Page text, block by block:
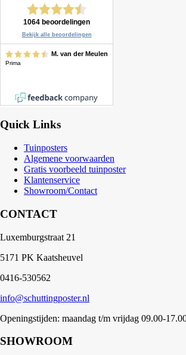
Quick Links
Tuinposters
Algemene voorwaarden
Gratis voorbeeld tuinposter
Klantenservice
Showroom/Contact
CONTACT
Luxemburgstraat 21
5171 PK Kaatsheuvel
0416-530562
info@schuttingposter.nl
Openingstijden: maandag t/m vrijdag 09.00-
SHOWROOM